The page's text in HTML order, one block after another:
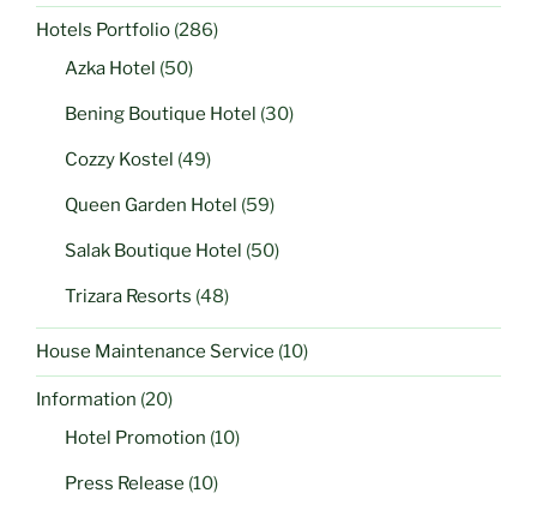
Hotels Portfolio (286)
Azka Hotel (50)
Bening Boutique Hotel (30)
Cozzy Kostel (49)
Queen Garden Hotel (59)
Salak Boutique Hotel (50)
Trizara Resorts (48)
House Maintenance Service (10)
Information (20)
Hotel Promotion (10)
Press Release (10)